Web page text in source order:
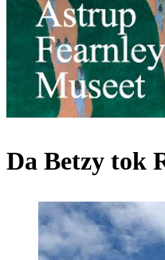
Da Betzy tok